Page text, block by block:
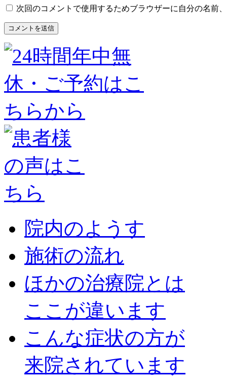
次回のコメントで使用するためブラウザーに自分の名前
院内のようす
施術の流れ
ほかの治療院とは
ここが違います
こんな症状の方が
来院されています